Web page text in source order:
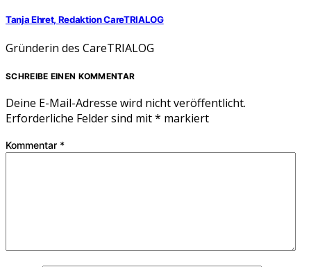
Tanja Ehret, Redaktion CareTRIALOG
Gründerin des CareTRIALOG
SCHREIBE EINEN KOMMENTAR
Deine E-Mail-Adresse wird nicht veröffentlicht.
Erforderliche Felder sind mit* markiert
Kommentar *